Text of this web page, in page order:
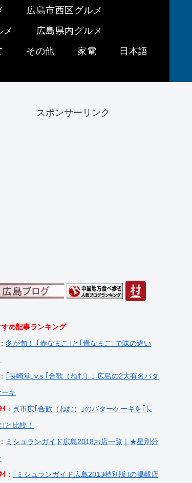
広島市西区グルメ
メ
広島県内グルメ
その他 家電
日本語
スポンサーリンク
すめ記事ランキング
： 冬が旬！ ｢赤なまこ｣と｢青なまこ｣で味の違い
：
｢長崎堂｣v.s.｢合歓（ねむ）｣ 広島の2大有名バタ
ーキ
ｲ ： 呉市広｢合歓（ねむ）｣のバターケーキを｢長
と比較！
： ミシュランガイド広島2018お店一覧｜★星別分
ｲ ：
｢ミシュランガイド広島2013特別版｣の掲載店